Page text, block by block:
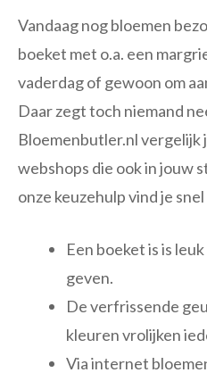
Vandaag nog bloemen
boeket met o.a. een
vaderdag of gewoon om
Daar zegt toch niemand
Bloemenbutler.nl vergelijk
webshops die ook in jouw
onze keuzehulp vind je
Een boeket is is
geven.
De verfrissende
kleuren vrolijken
Via internet